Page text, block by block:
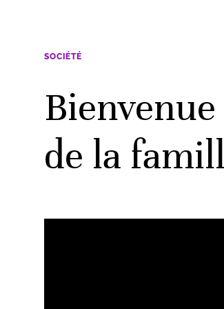
SOCIÉTÉ
de la